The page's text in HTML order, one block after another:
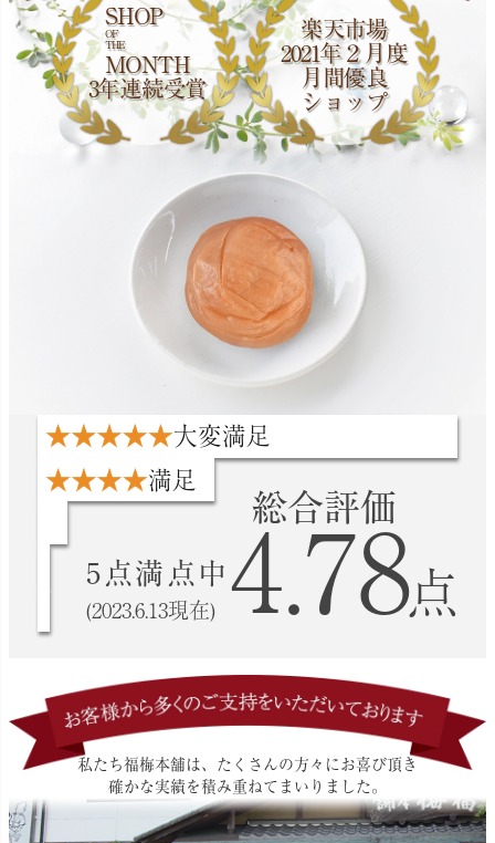
SHOP
OF
THE
MONTH
3年連続受賞
楽天市場
2021年２月度
月間優良
ショップ
大変満足
満足
5点満点中
(2023.6.13現在)
総合評価
4.78点
私たち福梅本舗は、たくさんの方々にお喜び頂き
確かな実績を積み重ねてまいりました。